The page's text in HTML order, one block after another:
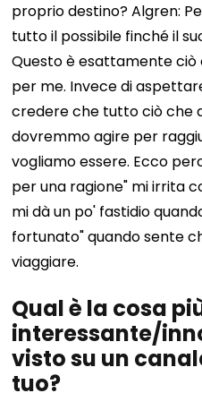
proprio destino? Algren:
tutto il possibile finché il
Questo è esattamente
per me. Invece di
credere che tutto ciò che
dovremmo agire per
vogliamo essere. Ecco
per una ragione" mi irrita
mi dà un po' fastidio
fortunato" quando sente
viaggiare.
Qual è la cosa
interessante/
visto su un
tuo?